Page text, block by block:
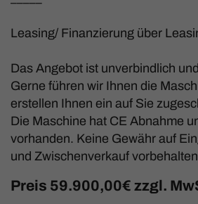
Leasing/ Finanzierung über
Das Angebot ist unverbindlich
Gerne führen wir Ihnen die
erstellen Ihnen ein auf Sie
Die Maschine hat CE Abnahme
vorhanden. Keine Gewähr auf
und Zwischenverkauf
Preis 59.900,00€ zzgl.